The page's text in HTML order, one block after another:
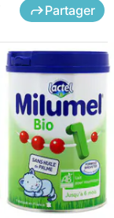
Partager